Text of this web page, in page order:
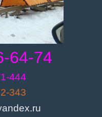
64-74
444
343